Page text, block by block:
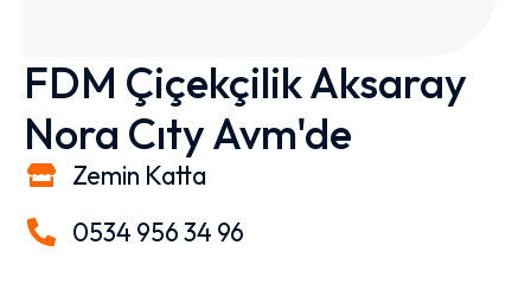
FDM Çiçekçilik Aksaray
Nora Cıty Avm'de​
Zemin Katta
0534 956 34 96